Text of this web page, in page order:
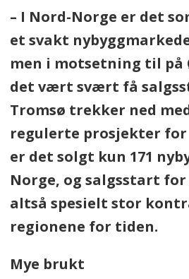
– I Nord-Norge er det
et svakt
men i motsetning til
det vært svært få
Tromsø trekker ned
regulerte prosjekter
er det solgt kun 171
Norge, og salgsstart for
altså spesielt stor
regionene for tiden.
Mye brukt